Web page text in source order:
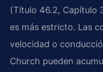
(Título 46.2, Capítulo
es más estricto. Las
velocidad o
Church pueden